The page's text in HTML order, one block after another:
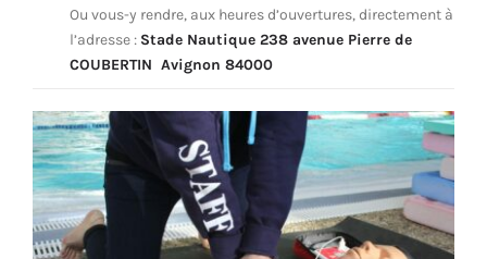
Ou vous-y rendre, aux heures d’ouvertures, directement à
l’adresse : Stade Nautique 238 avenue Pierre de
COUBERTIN Avignon 84000